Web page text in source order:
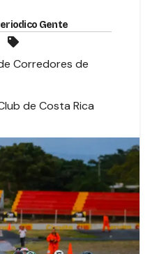
Gente
Corredores de
de Costa Rica